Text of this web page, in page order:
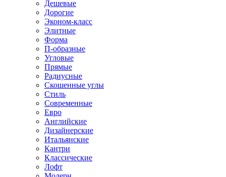
Дешевые
Дорогие
Эконом-класс
Элитные
Форма
П-образные
Угловые
Прямые
Радиусные
Скошенные углы
Стиль
Современные
Евро
Английские
Дизайнерские
Итальянские
Кантри
Классические
Лофт